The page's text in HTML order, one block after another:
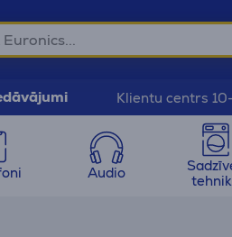
Klientu centrs
Audio